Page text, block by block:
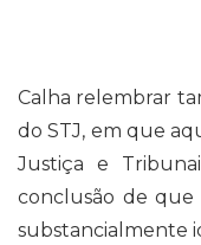
Calha relembrar
do STJ, em que
Justiça e
conclusão de que
substancialmente